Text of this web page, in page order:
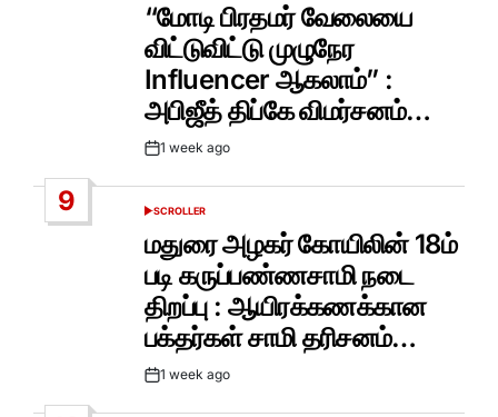
“மோடி பிரதமர் வேலையை
விட்டுவிட்டு முழுநேர
Influencer ஆகலாம்” :
அபிஜீத் திப்கே விமர்சனம்…
Post1 week ago
9
POSTED
SCROLLER
மதுரை அழகர் கோயிலின் 18ம்
படி கருப்பண்ணசாமி நடை
திறப்பு : ஆயிரக்கணக்கான
பக்தர்கள் சாமி தரிசனம்…
Post1 week ago